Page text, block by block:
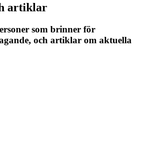
artiklar
som brinner för
och artiklar om aktuella